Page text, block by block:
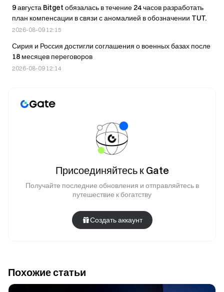
9 августа Bitget обязалась в течение 24 часов разработать
план компенсации в связи с аномалией в обозначении TUT.
2026-08-09 12:15
Сирия и Россия достигли соглашения о военных базах после
18 месяцев переговоров
2026-08-09 12:14
Присоединяйтесь к Gate
Получайте последние обновления и отправляйтесь в
путешествие к богатству
Создать аккаунт
Похожие статьи